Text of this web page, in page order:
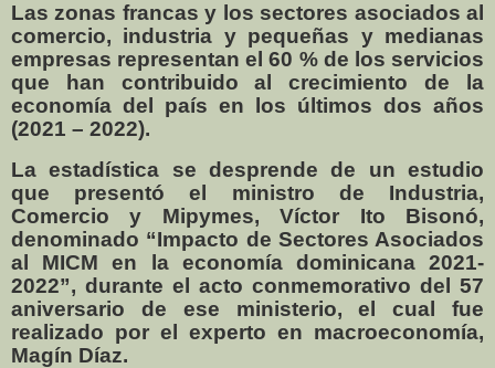
Las zonas francas y los sectores asociados al
comercio, industria y pequeñas y medianas
empresas representan el 60 % de los servicios
que han contribuido al crecimiento de la
economía del país en los últimos dos años
(2021 – 2022).
La estadística se desprende de un estudio
que presentó el ministro de Industria,
Comercio y Mipymes, Víctor Ito Bisonó,
denominado “Impacto de Sectores Asociados
al MICM en la economía dominicana 2021-
2022”, durante el acto conmemorativo del 57
aniversario de ese ministerio, el cual fue
realizado por el experto en macroeconomía,
Magín Díaz.